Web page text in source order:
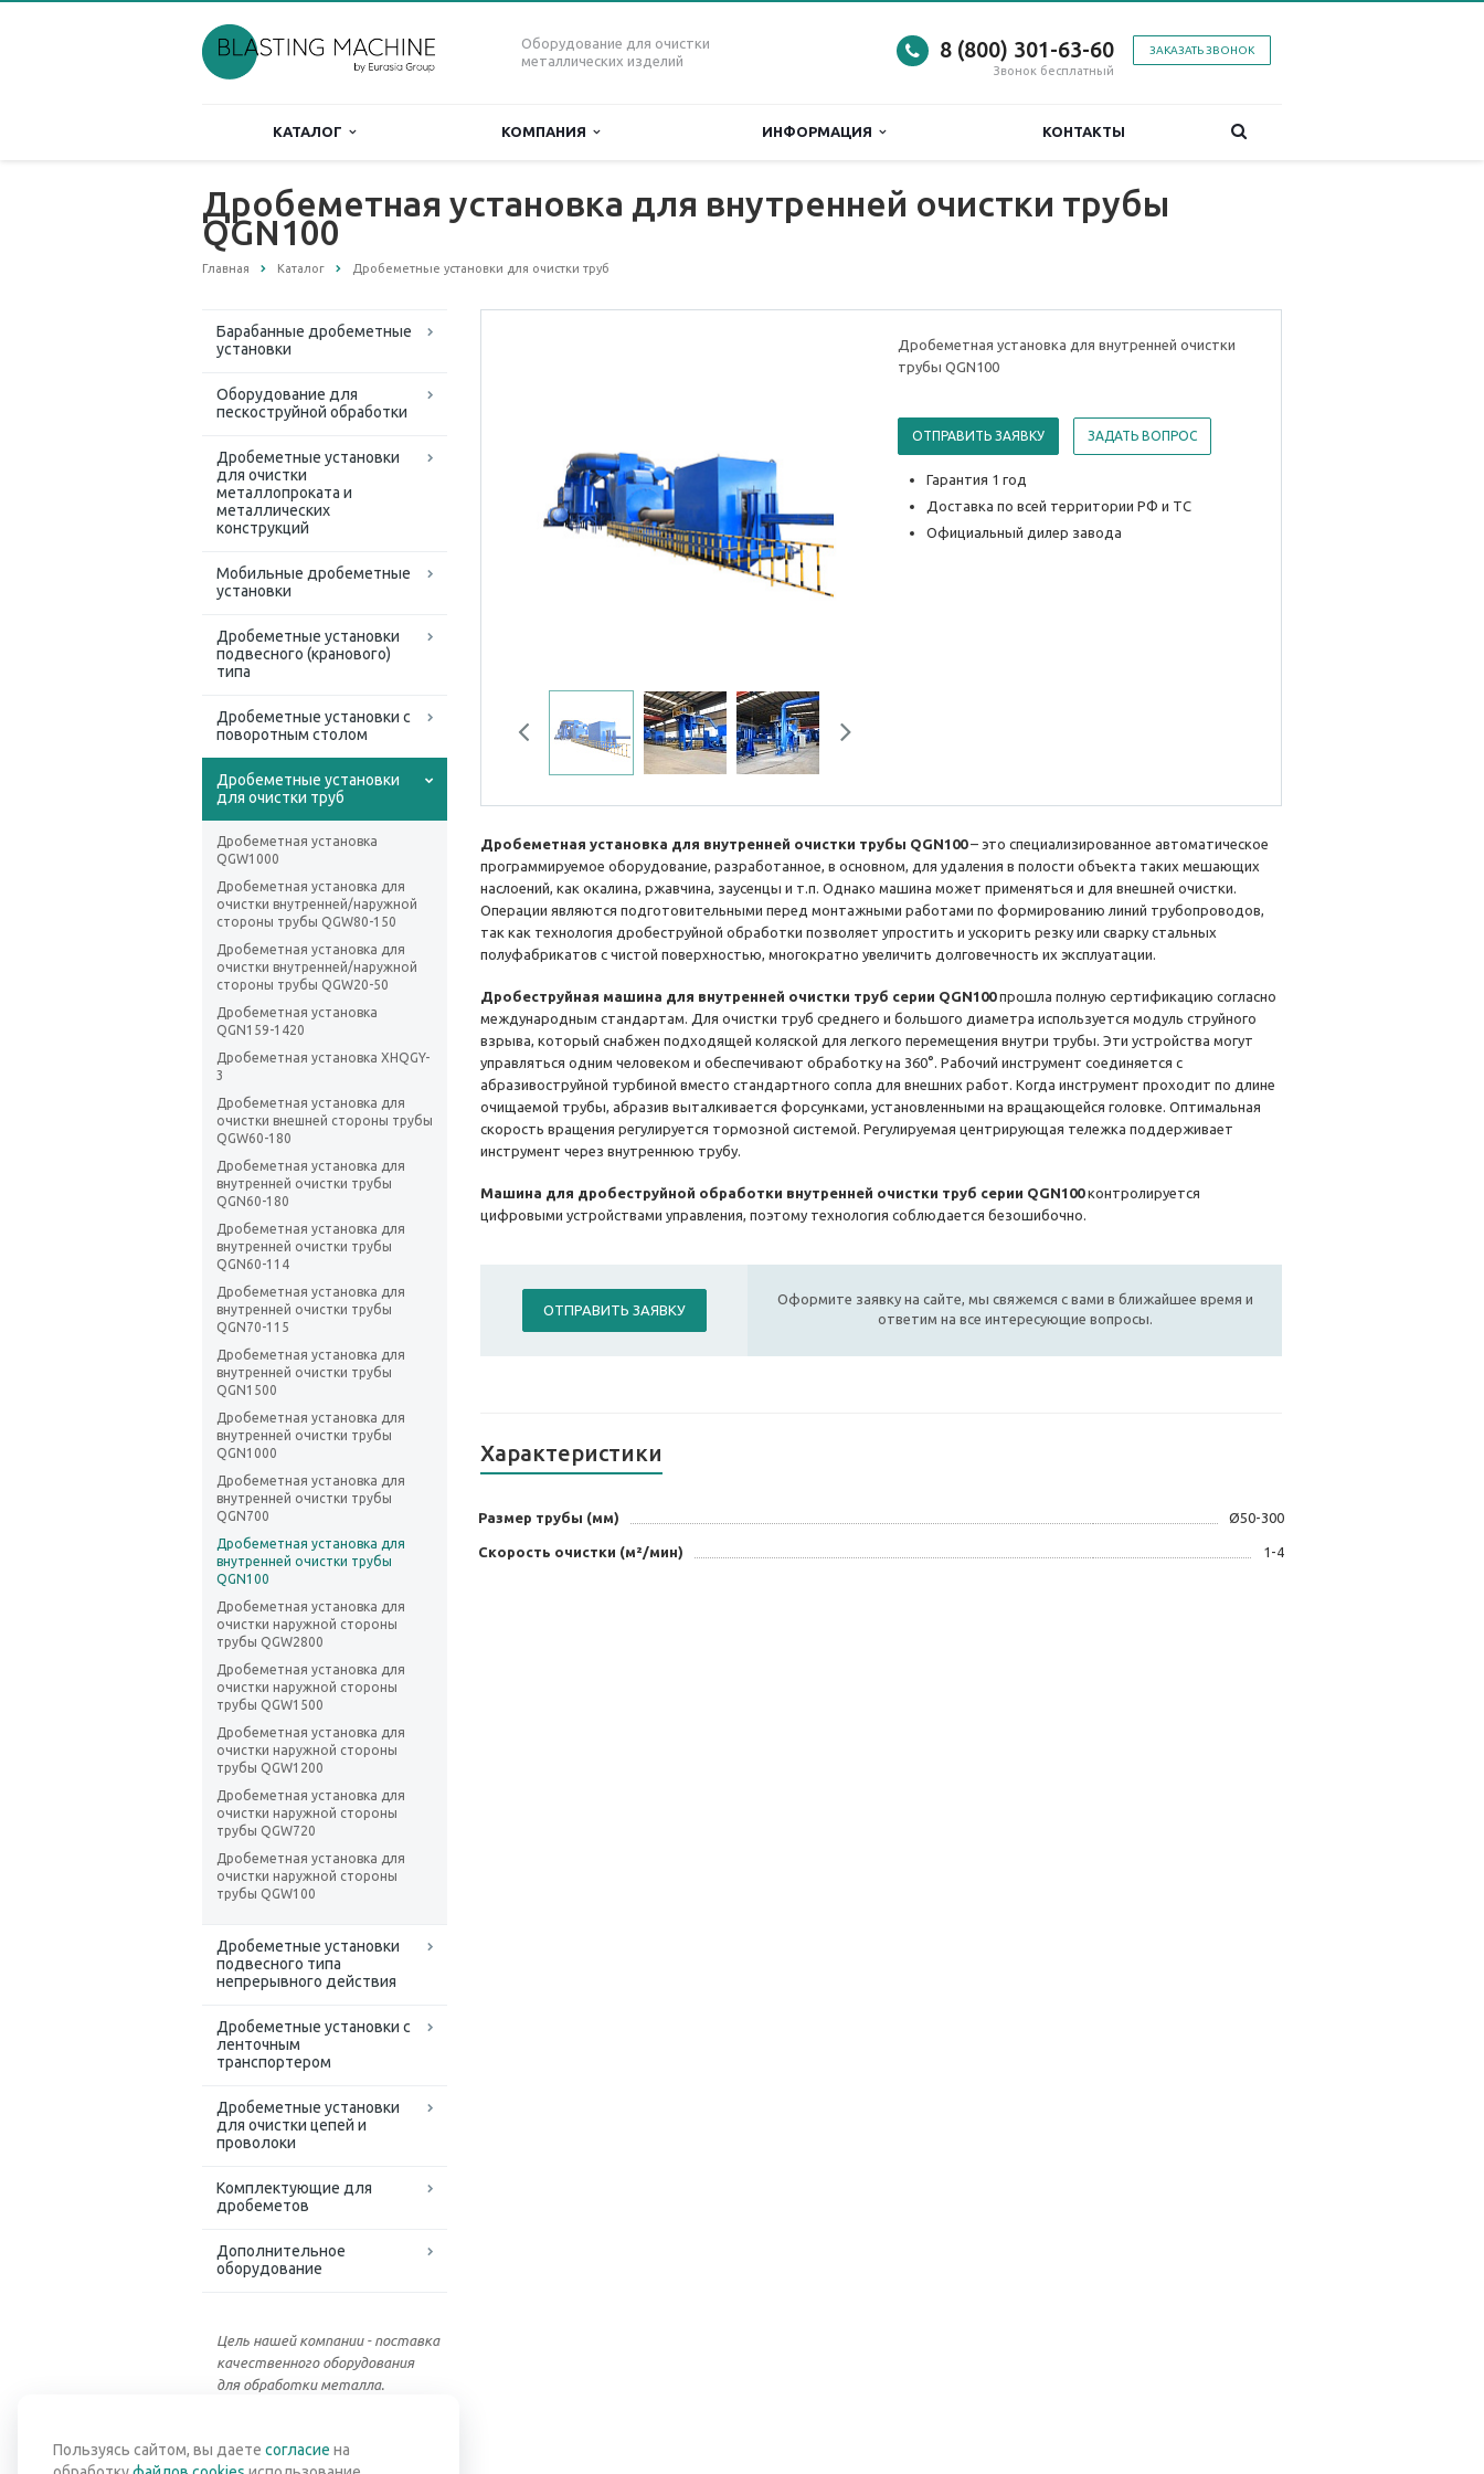
Оборудование для очистки
металлических изделий
ЗАКАЗАТЬ ЗВОНОК
8 (800) 301-63-60
Звонок бесплатный
КАТАЛОГ КОМПАНИЯ ИНФОРМАЦИЯ КОНТАКТЫ
Дробеметная установка для внутренней очистки трубы
QGN100
Главная Каталог Дробеметные установки для очистки труб
Барабанные дробеметные
установки
Оборудование для
пескоструйной обработки
Дробеметные установки
для очистки
металлопроката и
металлических
конструкций
Мобильные дробеметные
установки
Дробеметные установки
подвесного (кранового)
типа
Дробеметные установки с
поворотным столом
Дробеметные установки
для очистки труб
Дробеметная установка
QGW1000
Дробеметная установка для
очистки внутренней/наружной
стороны трубы QGW80-150
Дробеметная установка для
очистки внутренней/наружной
стороны трубы QGW20-50
Дробеметная установка
QGN159-1420
Дробеметная установка XHQGY-
3
Дробеметная установка для
очистки внешней стороны трубы
QGW60-180
Дробеметная установка для
внутренней очистки трубы
QGN60-180
Дробеметная установка для
внутренней очистки трубы
QGN60-114
Дробеметная установка для
внутренней очистки трубы
QGN70-115
Дробеметная установка для
внутренней очистки трубы
QGN1500
Дробеметная установка для
внутренней очистки трубы
QGN1000
Дробеметная установка для
внутренней очистки трубы
QGN700
Дробеметная установка для
внутренней очистки трубы
QGN100
Дробеметная установка для
очистки наружной стороны
трубы QGW2800
Дробеметная установка для
очистки наружной стороны
трубы QGW1500
Дробеметная установка для
очистки наружной стороны
трубы QGW1200
Дробеметная установка для
очистки наружной стороны
трубы QGW720
Дробеметная установка для
очистки наружной стороны
трубы QGW100
Дробеметные установки
подвесного типа
непрерывного действия
Дробеметные установки с
ленточным
транспортером
Дробеметные установки
для очистки цепей и
проволоки
Комплектующие для
дробеметов
Дополнительное
оборудование
Цель нашей компании - поставка
качественного оборудования
для обработки металла.
Previous Next
Дробеметная установка для внутренней очистки
трубы QGN100
ОТПРАВИТЬ ЗАЯВКУ ЗАДАТЬ ВОПРОС
Гарантия 1 год
Доставка по всей территории РФ и ТС
Официальный дилер завода
Дробеметная установка для внутренней очистки трубы QGN100– это специализированное автоматическое
программируемое оборудование, разработанное, в основном, для удаления в полости объекта таких мешающих
наслоений, как окалина, ржавчина, заусенцы и т.п. Однако машина может применяться и для внешней очистки.
Операции являются подготовительными перед монтажными работами по формированию линий трубопроводов,
так как технология дробеструйной обработки позволяет упростить и ускорить резку или сварку стальных
полуфабрикатов с чистой поверхностью, многократно увеличить долговечность их эксплуатации.
Дробеструйная машина для внутренней очистки труб серии QGN100прошла полную сертификацию согласно
международным стандартам. Для очистки труб среднего и большого диаметра используется модуль струйного
взрыва, который снабжен подходящей коляской для легкого перемещения внутри трубы. Эти устройства могут
управляться одним человеком и обеспечивают обработку на 360°. Рабочий инструмент соединяется с
абразивоструйной турбиной вместо стандартного сопла для внешних работ. Когда инструмент проходит по длине
очищаемой трубы, абразив выталкивается форсунками, установленными на вращающейся головке. Оптимальная
скорость вращения регулируется тормозной системой. Регулируемая центрирующая тележка поддерживает
инструмент через внутреннюю трубу.
Машина для дробеструйной обработки внутренней очистки труб серии QGN100контролируется
цифровыми устройствами управления, поэтому технология соблюдается безошибочно.
ОТПРАВИТЬ ЗАЯВКУ
Оформите заявку на сайте, мы свяжемся с вами в ближайшее время и
ответим на все интересующие вопросы.
Характеристики
Размер трубы (мм) Ø50-300
Скорость очистки (м²/мин) 1-4
Вернуться к списку
Пользуясь сайтом, вы даете согласие на